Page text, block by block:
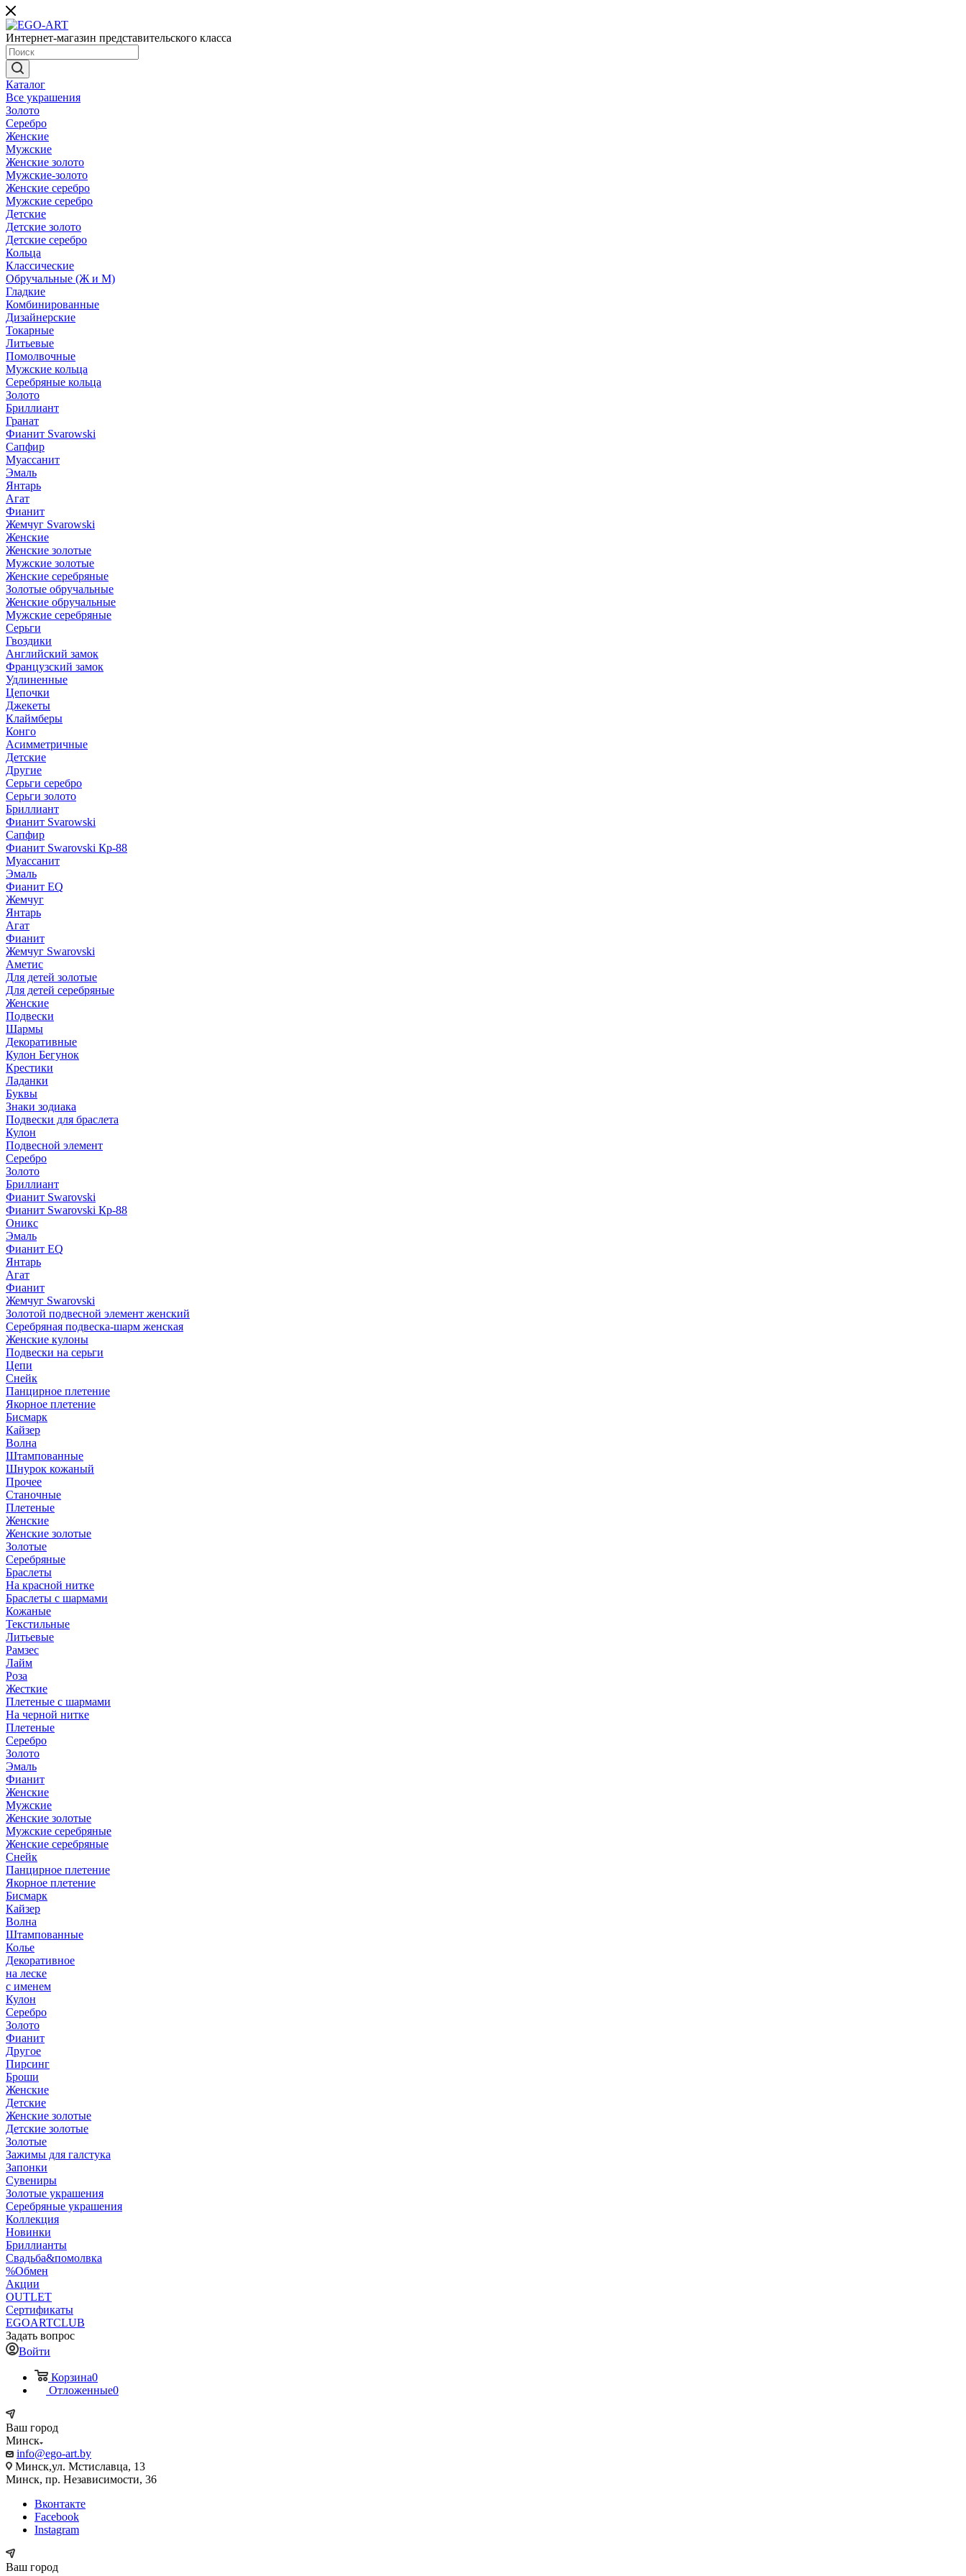
Интернет-магазин представительского класса
Каталог
Все украшения
Золото
Серебро
Женские
Мужские
Женские золото
Мужские-золото
Женские серебро
Мужские серебро
Детские
Детские золото
Детские серебро
Кольца
Классические
Обручальные (Ж и М)
Гладкие
Комбинированные
Дизайнерские
Токарные
Литьевые
Помолвочные
Мужские кольца
Серебряные кольца
Золото
Бриллиант
Гранат
Фианит Svarowski
Сапфир
Муассанит
Эмаль
Янтарь
Агат
Фианит
Жемчуг Svarowski
Женские
Женские золотые
Мужские золотые
Женские серебряные
Золотые обручальные
Женские обручальные
Мужские серебряные
Серьги
Гвоздики
Английский замок
Французский замок
Удлиненные
Цепочки
Джекеты
Клаймберы
Конго
Асимметричные
Детские
Другие
Серьги серебро
Серьги золото
Бриллиант
Фианит Svarowski
Сапфир
Фианит Swarovski Кр-88
Муассанит
Эмаль
Фианит EQ
Жемчуг
Янтарь
Агат
Фианит
Жемчуг Swarovski
Аметис
Для детей золотые
Для детей серебряные
Женские
Подвески
Шармы
Декоративные
Кулон Бегунок
Крестики
Ладанки
Буквы
Знаки зодиака
Подвески для браслета
Кулон
Подвесной элемент
Серебро
Золото
Бриллиант
Фианит Swarovski
Фианит Swarovski Кр-88
Оникс
Эмаль
Фианит EQ
Янтарь
Агат
Фианит
Жемчуг Swarovski
Золотой подвесной элемент женcкий
Серебряная подвеска-шарм женская
Женские кулоны
Подвески на серьги
Цепи
Снейк
Панцирное плетение
Якорное плетение
Бисмарк
Кайзер
Волна
Штампованные
Шнурок кожаный
Прочее
Станочные
Плетеные
Женские
Женские золотые
Золотые
Серебряные
Браслеты
На красной нитке
Браслеты с шармами
Кожаные
Текстильные
Литьевые
Рамзес
Лайм
Роза
Жесткие
Плетеные с шармами
На черной нитке
Плетеные
Серебро
Золото
Эмаль
Фианит
Женские
Мужские
Женские золотые
Мужские серебряные
Женские серебряные
Снейк
Панцирное плетение
Якорное плетение
Бисмарк
Кайзер
Волна
Штампованные
Колье
Декоративное
на леске
с именем
Кулон
Серебро
Золото
Фианит
Другое
Пирсинг
Броши
Женские
Детские
Женские золотые
Детские золотые
Золотые
Зажимы для галстука
Запонки
Сувениры
Золотые украшения
Серебряные украшения
Коллекция
Новинки
Бриллианты
Свадьба&помолвка
%Обмен
Акции
OUTLET
Сертификаты
EGOARTCLUB
Задать вопрос
Войти
Корзина0
Отложенные0
Ваш город
Минск
info@ego-art.by
Минск,ул. Мстиславца, 13
Минск, пр. Независимости, 36
Вконтакте
Facebook
Instagram
Ваш город